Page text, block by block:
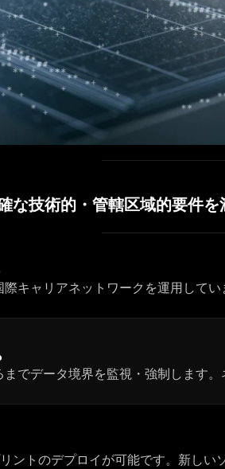
技術的・管轄区域的要件
技術的・管轄区域的要件
キャリアネットワークを運用して
データ境界を監視・強制します
トのデプロイが可能です。新し